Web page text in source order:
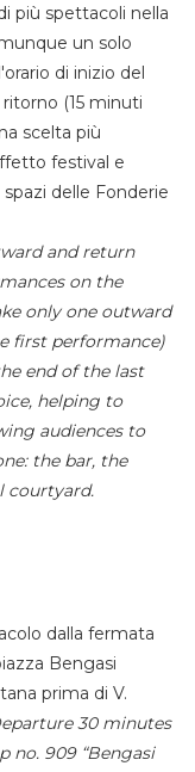
più spettacoli nella
un solo
di inizio del
(15 minuti
scelta più
festival e
delle Fonderie
and return
on the
only one outward
first performance)
end of the last
helping to
audiences to
the bar, the
courtyard.
dalla fermata
Bengasi
prima di V.
30 minutes
no. 909 “Bengasi